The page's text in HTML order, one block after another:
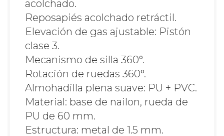
acolchado.
Reposapiés acolchado retráctil.
Elevación de gas ajustable: Pistón
clase 3.
Mecanismo de silla 360°.
Rotación de ruedas 360°.
Almohadilla plena suave: PU + PVC.
Material: base de nailon, rueda de
PU de 60 mm.
Estructura: metal de 1.5 mm.